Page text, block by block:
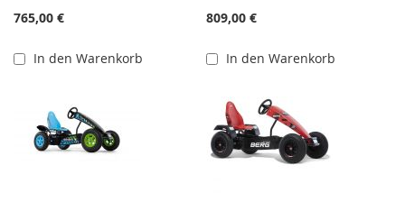
765,00 €
In den Warenkorb
809,00 €
In den Warenkorb